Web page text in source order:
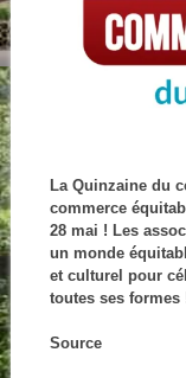
La Quinzaine du
commerce
28 mai ! Les
un monde
et culturel pour
toutes ses formes
Source